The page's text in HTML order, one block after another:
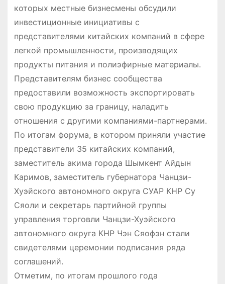
которых местные бизнесмены обсудили
инвестиционные инициативы с
представителями китайских компаний в сфере
легкой промышленности, производящих
продукты питания и полиэфирные материалы.
Представителям бизнес сообщества
предоставили ​​возможность экспортировать
свою продукцию за границу, наладить
отношения с другими компаниями-партнерами.
По итогам форума, в котором приняли участие
представители 35 китайских компаний,
заместитель акима города Шымкент Айдын
Каримов, заместитель губернатора Чанцзи-
Хуэйского автономного округа СУАР КНР Су
Сяоли и секретарь партийной группы
управления торговли Чанцзи-Хуэйского
автономного округа КНР Чэн Сяофэн стали
свидетелями церемонии подписания ряда
соглашений.
Отметим, по итогам прошлого года